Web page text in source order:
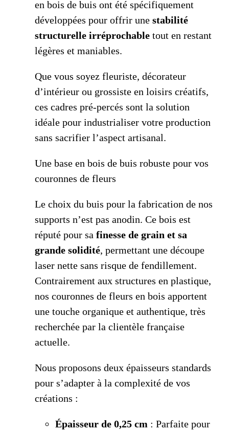
en bois de buis ont été spécifiquement
développées pour offrir une stabilité
structurelle irréprochable tout en restant
légères et maniables.
Que vous soyez fleuriste, décorateur
d’intérieur ou grossiste en loisirs créatifs,
ces cadres pré-percés sont la solution
idéale pour industrialiser votre production
sans sacrifier l’aspect artisanal.
Une base en bois de buis robuste pour vos
couronnes de fleurs
Le choix du buis pour la fabrication de nos
supports n’est pas anodin. Ce bois est
réputé pour sa finesse de grain et sa
grande solidité, permettant une découpe
laser nette sans risque de fendillement.
Contrairement aux structures en plastique,
nos couronnes de fleurs en bois apportent
une touche organique et authentique, très
recherchée par la clientèle française
actuelle.
Nous proposons deux épaisseurs standards
pour s’adapter à la complexité de vos
créations :
Épaisseur de 0,25 cm : Parfaite pour